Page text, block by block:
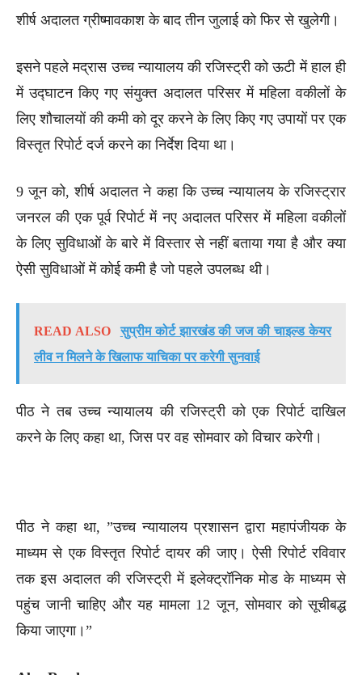
शीर्ष अदालत ग्रीष्मावकाश के बाद तीन जुलाई को फिर से खुलेगी।
इसने पहले मद्रास उच्च न्यायालय की रजिस्ट्री को ऊटी में हाल ही
में उद्घाटन किए गए संयुक्त अदालत परिसर में महिला वकीलों के
लिए शौचालयों की कमी को दूर करने के लिए किए गए उपायों पर एक
विस्तृत रिपोर्ट दर्ज करने का निर्देश दिया था।
9 जून को, शीर्ष अदालत ने कहा कि उच्च न्यायालय के रजिस्ट्रार
जनरल की एक पूर्व रिपोर्ट में नए अदालत परिसर में महिला वकीलों
के लिए सुविधाओं के बारे में विस्तार से नहीं बताया गया है और क्या
ऐसी सुविधाओं में कोई कमी है जो पहले उपलब्ध थी।
READ ALSO
सुप्रीम कोर्ट झारखंड की जज की चाइल्ड केयर
लीव न मिलने के खिलाफ याचिका पर करेगी सुनवाई
पीठ ने तब उच्च न्यायालय की रजिस्ट्री को एक रिपोर्ट दाखिल
करने के लिए कहा था, जिस पर वह सोमवार को विचार करेगी।
पीठ ने कहा था, ”उच्च न्यायालय प्रशासन द्वारा महापंजीयक के
माध्यम से एक विस्तृत रिपोर्ट दायर की जाए। ऐसी रिपोर्ट रविवार
तक इस अदालत की रजिस्ट्री में इलेक्ट्रॉनिक मोड के माध्यम से
पहुंच जानी चाहिए और यह मामला 12 जून, सोमवार को सूचीबद्ध
किया जाएगा।”